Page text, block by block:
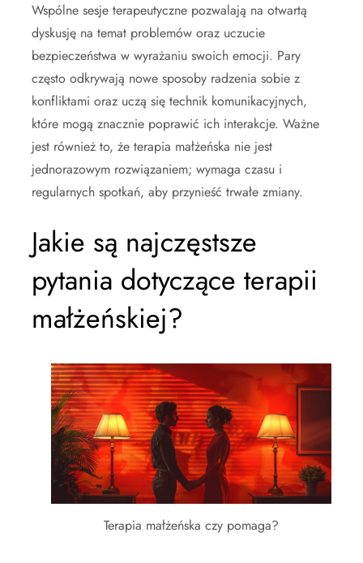
Wspólne sesje terapeutyczne pozwalają na otwartą
dyskusję na temat problemów oraz uczucie
bezpieczeństwa w wyrażaniu swoich emocji. Pary
często odkrywają nowe sposoby radzenia sobie z
konfliktami oraz uczą się technik komunikacyjnych,
które mogą znacznie poprawić ich interakcje. Ważne
jest również to, że terapia małżeńska nie jest
jednorazowym rozwiązaniem; wymaga czasu i
regularnych spotkań, aby przynieść trwałe zmiany.
Jakie są najczęstsze
pytania dotyczące terapii
małżeńskiej?
Terapia małżeńska czy pomaga?